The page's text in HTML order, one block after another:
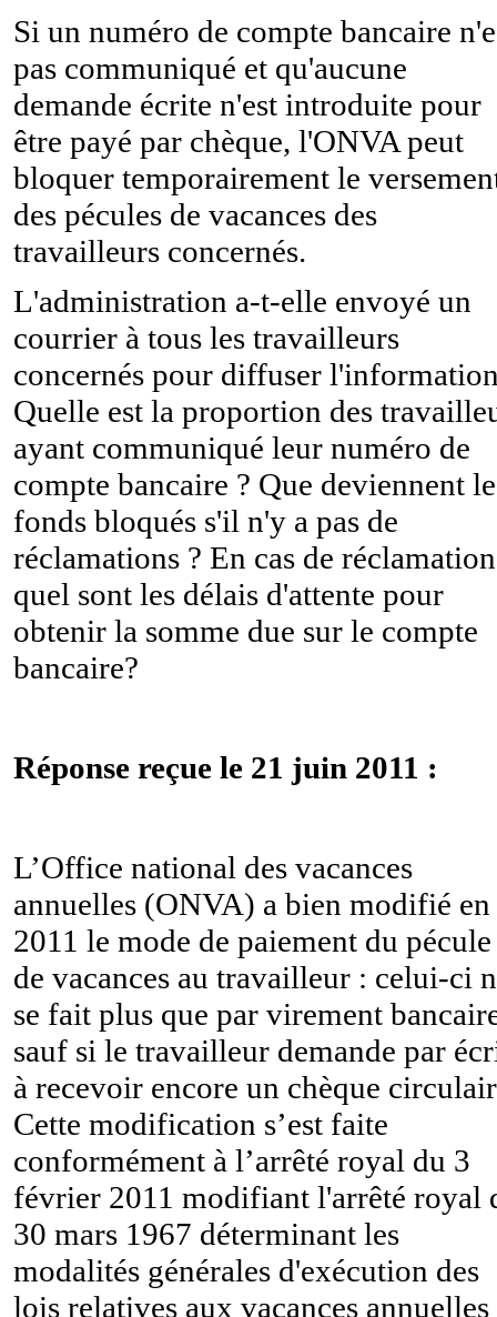
Si un numéro de compte bancaire
pas communiqué et qu'aucune
demande écrite n'est introduite pour
être payé par chèque, l'ONVA peut
bloquer temporairement le
des pécules de vacances des
travailleurs concernés.
L'administration a-t-elle envoyé un
courrier à tous les travailleurs
concernés pour diffuser
Quelle est la proportion des
ayant communiqué leur numéro de
compte bancaire ? Que deviennent
fonds bloqués s'il n'y a pas de
réclamations ? En cas de
quel sont les délais d'attente pour
obtenir la somme due sur le compte
bancaire?
Réponse reçue le 21 juin 2011 :
L’Office national des vacances
annuelles (ONVA) a bien modifié en
2011 le mode de paiement du pécule
de vacances au travailleur : celui-ci
se fait plus que par virement
sauf si le travailleur demande par
à recevoir encore un chèque
Cette modification s’est faite
conformément à l’arrêté royal du 3
février 2011 modifiant l'arrêté royal
30 mars 1967 déterminant les
modalités générales d'exécution des
lois relatives aux vacances annuelles